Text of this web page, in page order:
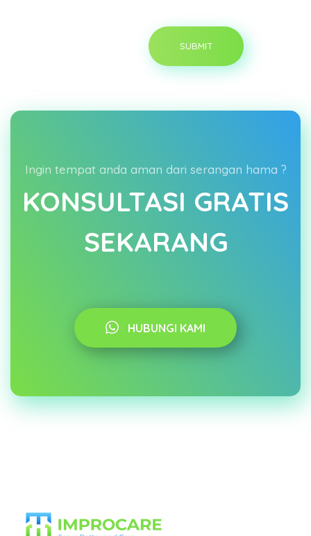
Ingin tempat anda aman dari serangan hama ?
KONSULTASI GRATIS
SEKARANG
HUBUNGI KAMI